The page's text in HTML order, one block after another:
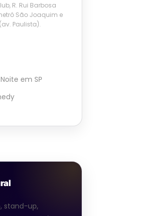
R. Rui Barbosa
São Joaquim e
Paulista).
em SP
stand-up,